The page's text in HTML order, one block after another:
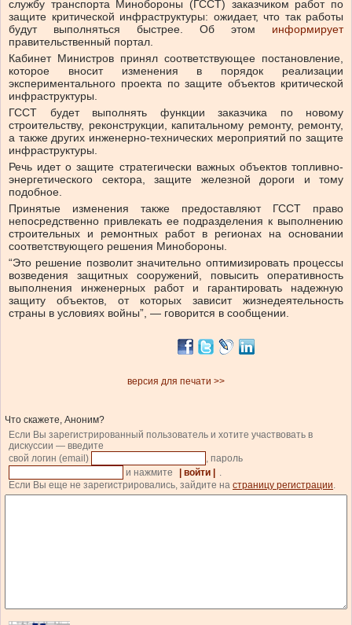
службу транспорта Минобороны (ГССТ) заказчиком работ по
защите критической инфраструктуры: ожидает, что так работы
будут выполняться быстрее.
Об этом
информирует
правительственный портал.
Кабинет Министров принял соответствующее постановление,
которое вносит изменения в порядок реализации
экспериментального проекта по защите объектов критической
инфраструктуры.
ГССТ будет выполнять функции заказчика по новому
строительству, реконструкции, капитальному ремонту, ремонту,
а также других инженерно-технических мероприятий по защите
инфраструктуры.
Речь идет о защите стратегически важных объектов топливно-
энергетического сектора, защите железной дороги и тому
подобное.
Принятые изменения также предоставляют ГССТ право
непосредственно привлекать ее подразделения к выполнению
строительных и ремонтных работ в регионах на основании
соответствующего решения Минобороны.
“Это решение позволит значительно оптимизировать процессы
возведения защитных сооружений, повысить оперативность
выполнения инженерных работ и гарантировать надежную
защиту объектов, от которых зависит жизнедеятельность
страны в условиях войны”, — говорится в сообщении.
версия для печати >>
Что скажете, Аноним?
Если Вы зарегистрированный пользователь и хотите участвовать в
дискуссии — введите
свой логин (email)
, пароль
и нажмите
| войти |
.
Если Вы еще не зарегистрировались, зайдите на страницу регистрации.